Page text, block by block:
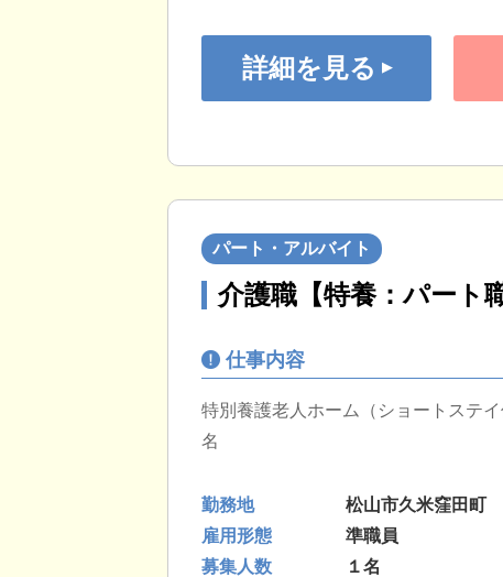
詳細を見る
パート・アルバイト
介護職【特養：パート
仕事内容
特別養護老人ホーム（ショートステ
名
勤務地
松山市久米窪田町
雇用形態
準職員
募集人数
１名